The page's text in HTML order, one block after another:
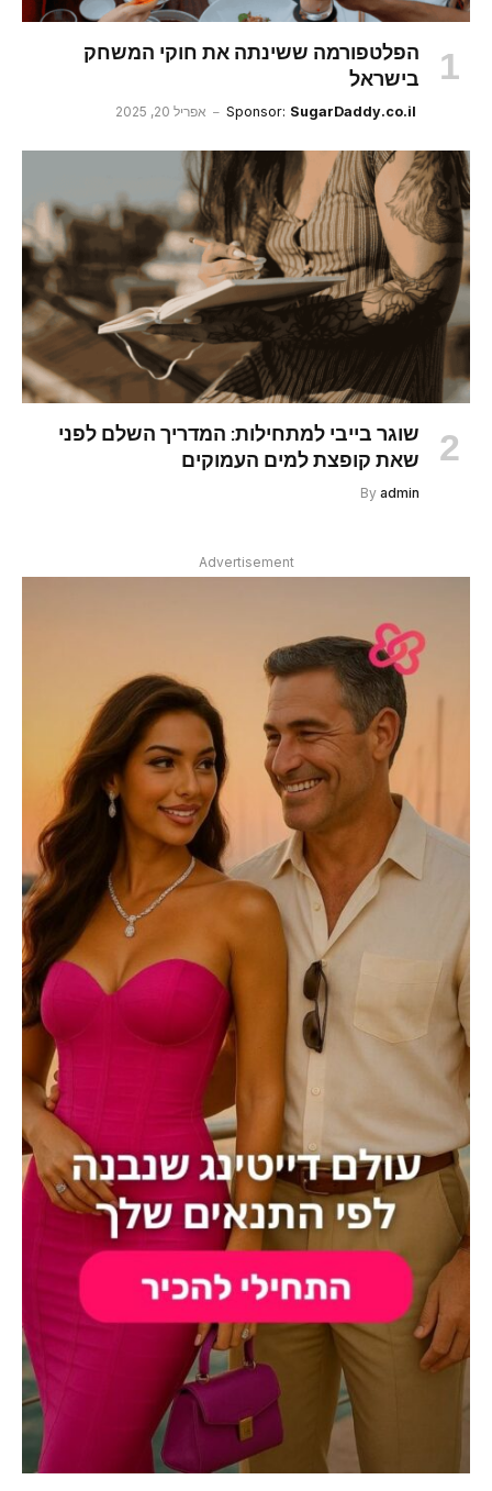
הפלטפורמה ששינתה את חוקי המשחק
בישראל
Sponsor: SugarDaddy.co.il אפריל 20, 2025
שוגר בייבי למתחילות: המדריך השלם לפני
שאת קופצת למים העמוקים
By admin
Advertisement